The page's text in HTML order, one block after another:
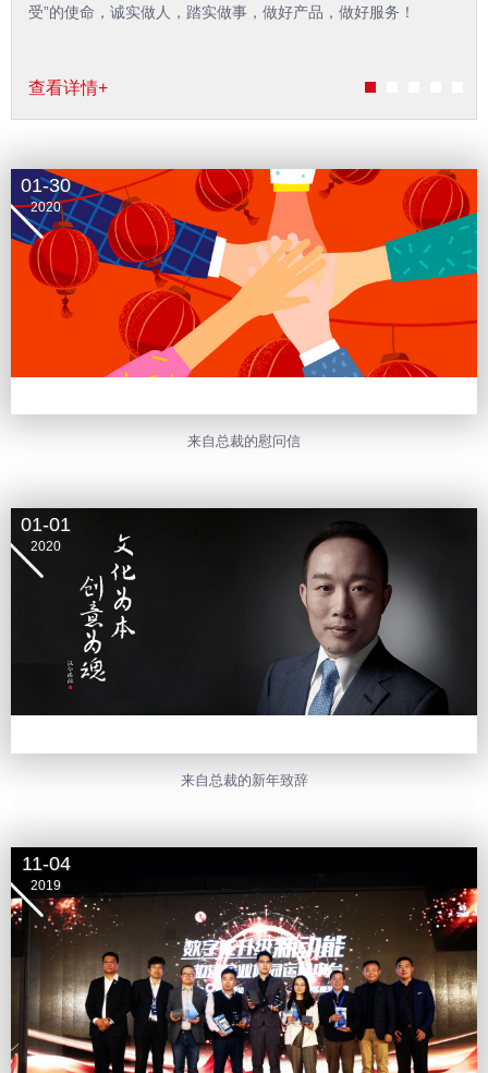
做好服务！
来自总裁的慰问信
01-30
2020
来自总裁的新年致辞
01-01
2020
11-04
2019